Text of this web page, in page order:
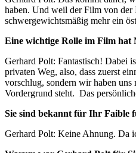
haben. Und weil der Film von der
schwergewichtsmäßig mehr ein
Eine wichtige Rolle im Film hat
Gerhard Polt: Fantastisch! Dabei
privaten Weg, also, dass zuerst
vorschlug, sondern wir haben
Vordergrund steht. Das
Sie sind bekannt für Ihr Faible
Gerhard Polt: Keine Ahnung. Da